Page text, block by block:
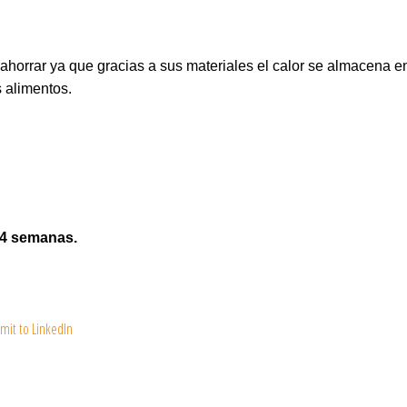
ya que gracias a sus materiales el calor se almacena
alimentos.
semanas.